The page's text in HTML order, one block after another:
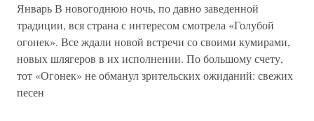
Январь В новогоднюю ночь, по давно заведенной
традиции, вся страна с интересом смотрела «Голубой
огонек». Все ждали новой встречи со своими кумирами,
новых шлягеров в их исполнении. По большому счету,
тот «Огонек» не обманул зрительских ожиданий: свежих
песен